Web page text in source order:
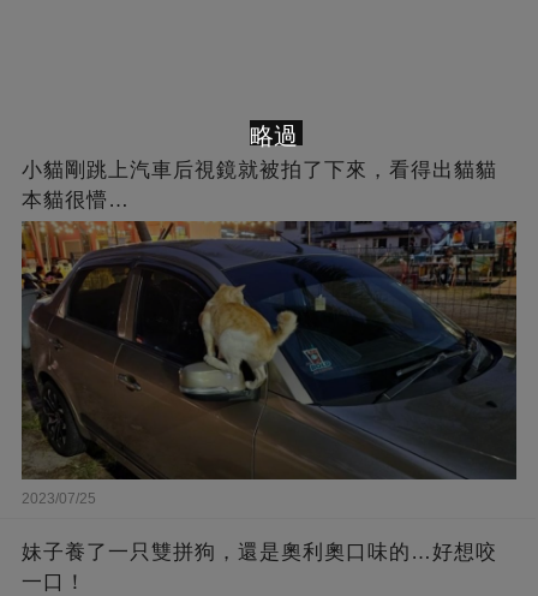
小貓剛跳上汽車后視鏡就被拍了下來，看得出貓貓
本貓很懵…
2023/07/25
妹子養了一只雙拼狗，還是奧利奧口味的…好想咬
一口！
略過